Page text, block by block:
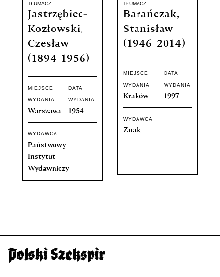
TŁUMACZ
Jastrzębiec-
Kozłowski,
Czesław
(1894-1956)
MIEJSCE
WYDANIA
Warszawa
DATA
WYDANIA
1954
WYDAWCA
Państwowy
Instytut
Wydawniczy
TŁUMACZ
Barańczak,
Stanisław
(1946-2014)
MIEJSCE
WYDANIA
Kraków
DATA
WYDANIA
1997
WYDAWCA
Znak